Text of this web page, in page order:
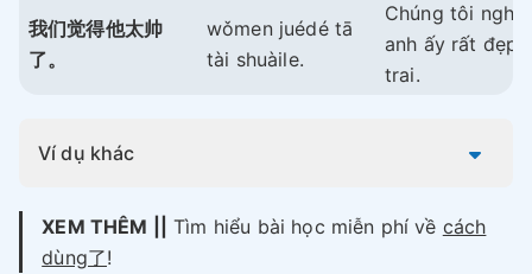
我们觉得他太帅
了。
wǒmen juédé tā
tài shuàile.
Chúng tôi nghĩ
anh ấy rất đẹp
trai.
Ví dụ khác
XEM THÊM || Tìm hiểu bài học miễn phí về cách
dùng了!